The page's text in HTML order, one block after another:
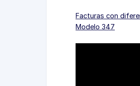
Facturas con
Modelo 347